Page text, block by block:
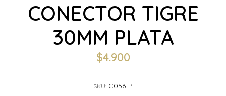
CONECTOR TIGRE
30MM PLATA
$4.900
SKU: C056-P